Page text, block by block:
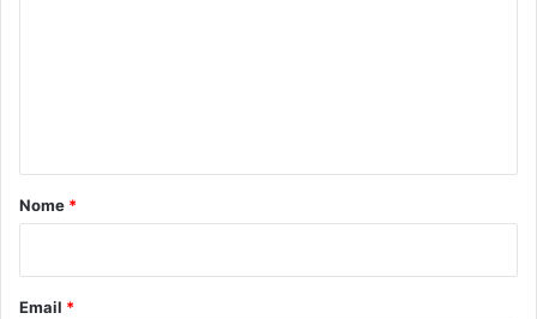
o
Nome *
Email *